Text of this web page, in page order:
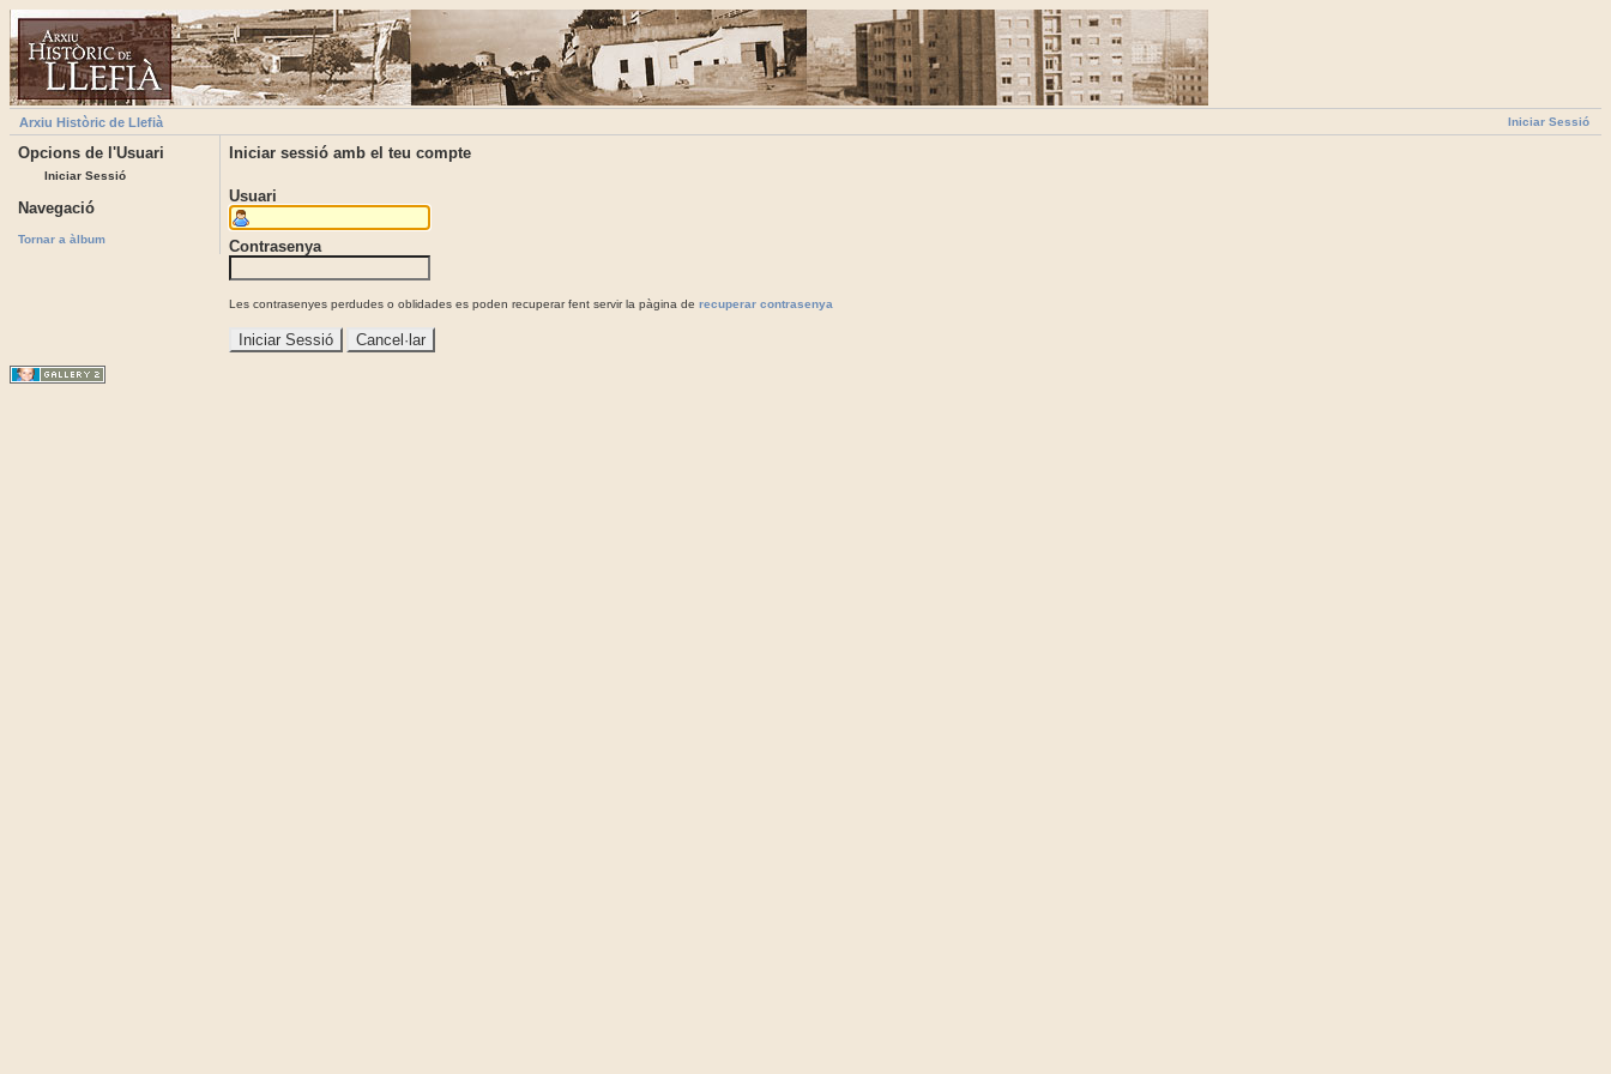
Iniciar Sessió
Arxiu Històric de Llefià
Opcions de l'Usuari
Iniciar Sessió
Navegació
Tornar a àlbum
Iniciar sessió amb el teu compte
Usuari
Contrasenya
Les contrasenyes perdudes o oblidades es poden recuperar fent servir la pàgina de recuperar contrasenya